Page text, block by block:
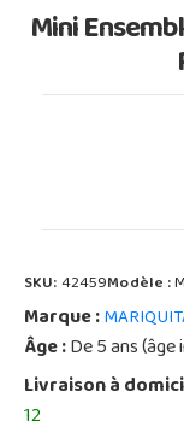
Mini
SKU:42459Modèle :
Marque :
Âge :De 5 ans
Livraison à
12